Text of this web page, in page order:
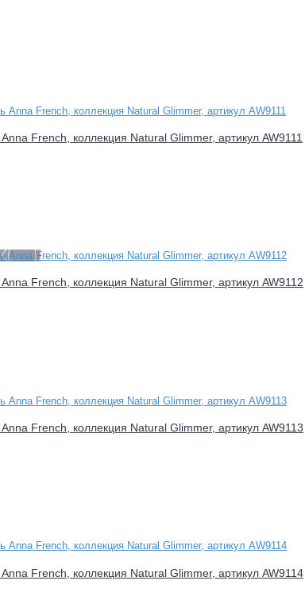
French, коллекция Natural Glimmer, артикул AW9111
Anna French, коллекция Natural Glimmer, артикул AW9112
Anna French, коллекция Natural Glimmer, артикул AW9113
Anna French, коллекция Natural Glimmer, артикул AW9114